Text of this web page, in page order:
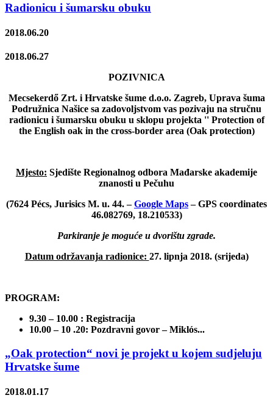
Radionicu i šumarsku obuku
2018.06.20
2018.06.27
POZIVNICA
Mecsekerdő Zrt. i Hrvatske šume d.o.o. Zagreb, Uprava šuma
Podružnica Našice sa zadovoljstvom vas pozivaju na stručnu
radionicu i šumarsku obuku u sklopu projekta '' Protection of
the English oak in the cross-border area (Oak protection)
Mjesto: Sjedište Regionalnog odbora Mađarske akademije
znanosti u Pečuhu
(7624 Pécs, Jurisics M. u. 44. –Google Maps– GPS coordinates
46.082769, 18.210533)
Parkiranje je moguće u dvorištu zgrade.
Datum održavanja radionice: 27. lipnja 2018. (srijeda)
PROGRAM:
9.30 – 10.00 : Registracija
10.00 – 10 .20: Pozdravni govor –Miklós...
„Oak protection“ novi je projekt u kojem sudjeluju
Hrvatske šume
2018.01.17